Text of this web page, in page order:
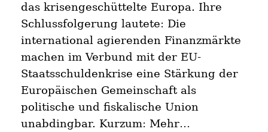
das krisengeschüttelte Europa. Ihre
Schlussfolgerung lautete: Die
international agierenden Finanzmärkte
machen im Verbund mit der EU-
Staatsschuldenkrise eine Stärkung der
Europäischen Gemeinschaft als
politische und fiskalische Union
unabdingbar. Kurzum: Mehr…